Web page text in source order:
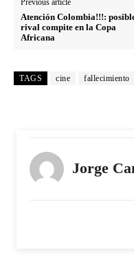
Previous article
Atención Colombia!!!:
rival compite en la Copa
Africana
TAGS cine fallecimiento
Jorge